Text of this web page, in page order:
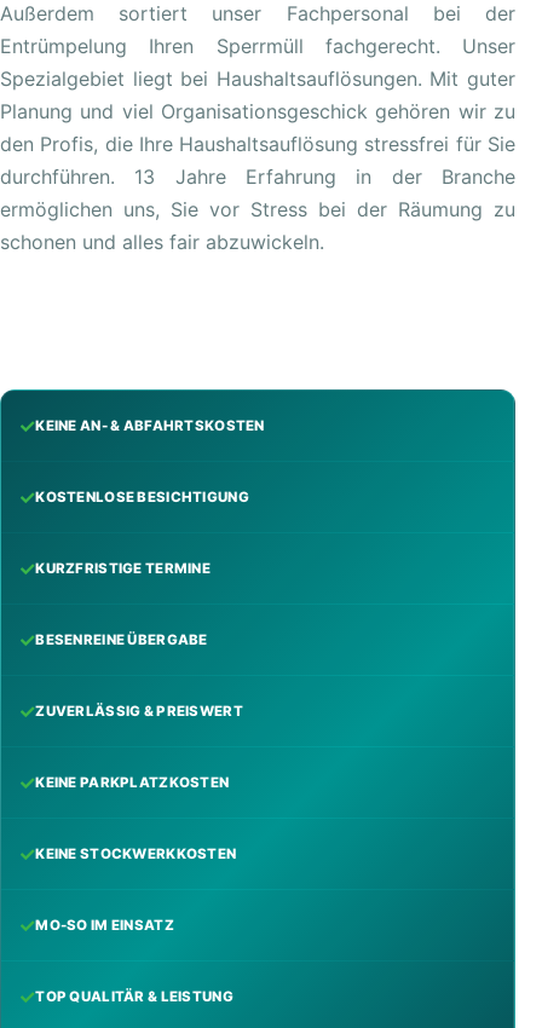
Außerdem sortiert unser Fachpersonal bei der
Entrümpelung Ihren Sperrmüll fachgerecht. Unser
Spezialgebiet liegt bei Haushaltsauflösungen. Mit guter
Planung und viel Organisationsgeschick gehören wir zu
den Profis, die Ihre Haushaltsauflösung stressfrei für Sie
durchführen. 13 Jahre Erfahrung in der Branche
ermöglichen uns, Sie vor Stress bei der Räumung zu
schonen und alles fair abzuwickeln.
KEINE AN- & ABFAHRTSKOSTEN
KOSTENLOSE BESICHTIGUNG
KURZFRISTIGE TERMINE
BESENREINE ÜBERGABE
ZUVERLÄSSIG & PREISWERT
KEINE PARKPLATZKOSTEN
KEINE STOCKWERKKOSTEN
MO-SO IM EINSATZ
TOP QUALITÄR & LEISTUNG